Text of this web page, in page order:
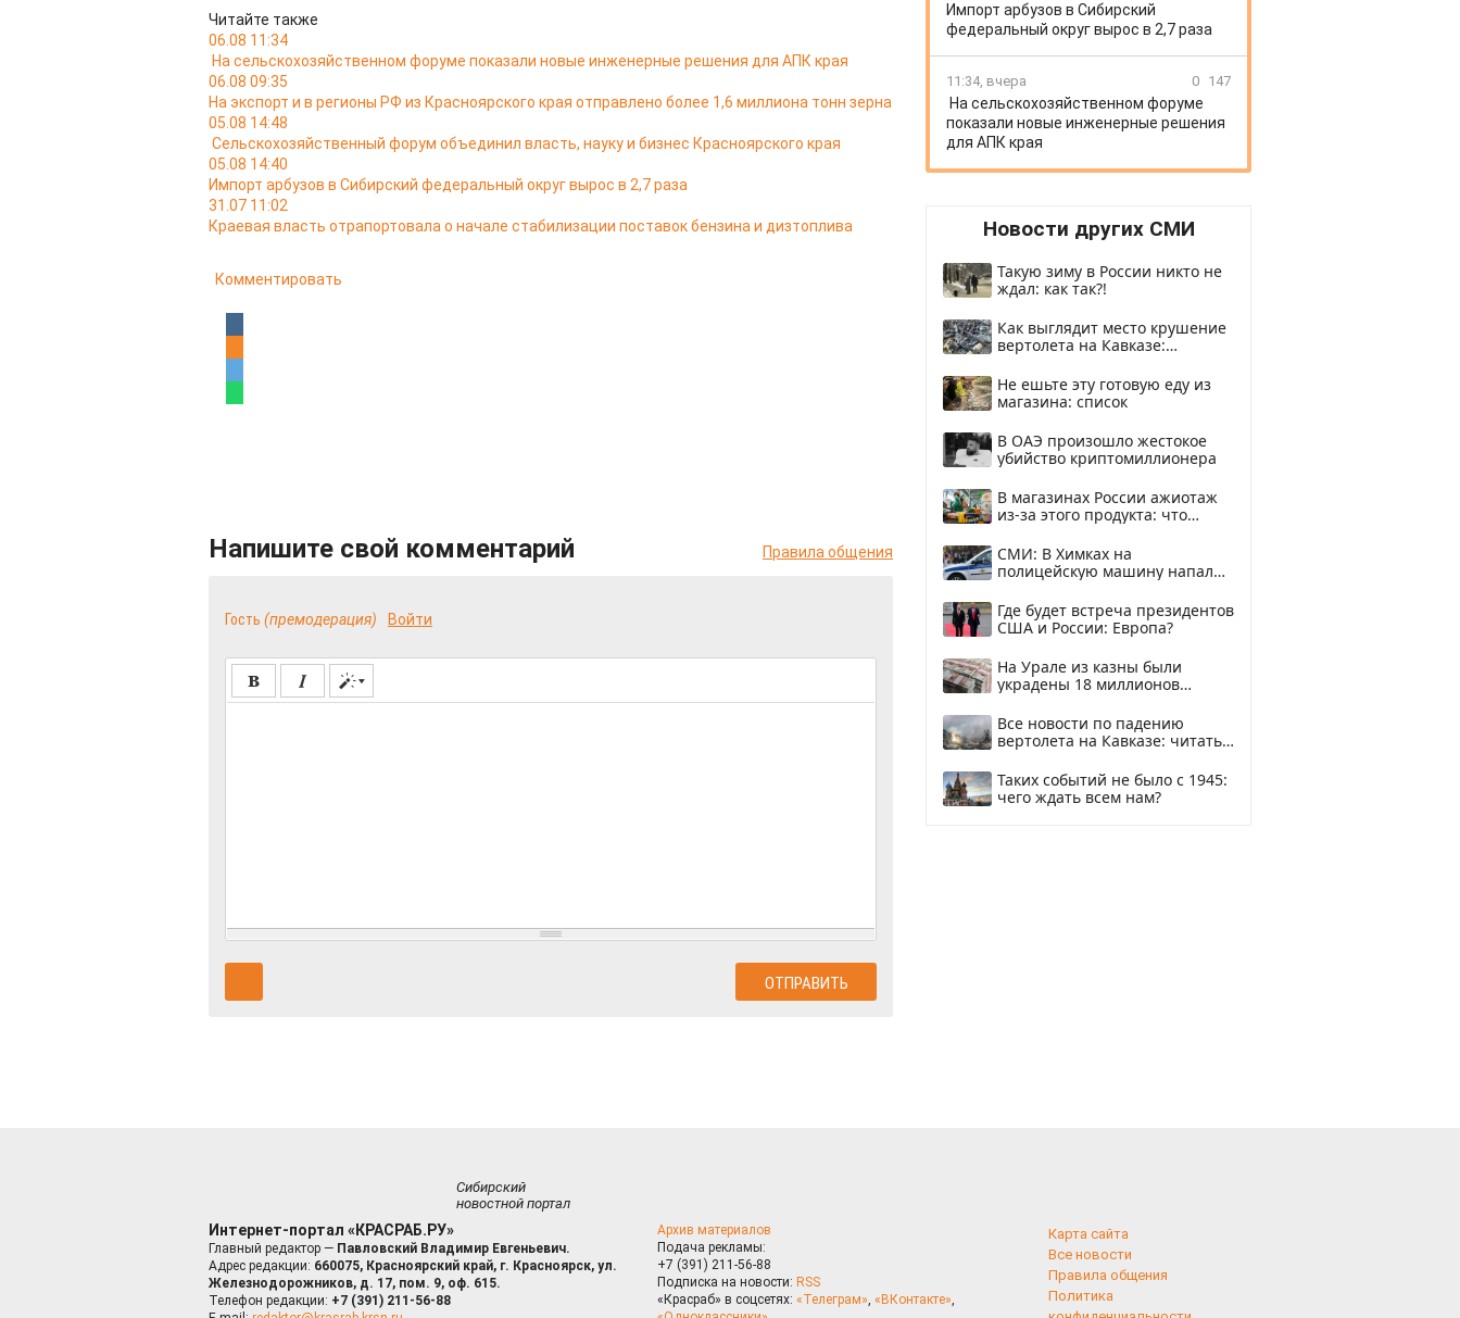
Читайте также
06.08 11:34
На сельскохозяйственном форуме показали новые инженерные решения для АПК края
06.08 09:35
На экспорт и в регионы РФ из Красноярского края отправлено более 1,6 миллиона тонн зерна
05.08 14:48
Сельскохозяйственный форум объединил власть, науку и бизнес Красноярского края
05.08 14:40
Импорт арбузов в Сибирский федеральный округ вырос в 2,7 раза
31.07 11:02
Краевая власть отрапортовала о начале стабилизации поставок бензина и дизтоплива
Комментировать
Напишите свой комментарий Правила общения
Гость (премодерация) Войти
Импорт арбузов в Сибирский
федеральный округ вырос в 2,7 раза
11:34, вчера 0 147
На сельскохозяйственном форуме
показали новые инженерные решения
для АПК края
Новости других СМИ
Такую зиму в России никто не
ждал: как так?!
Как выглядит место крушение
вертолета на Кавказе:
Не ешьте эту готовую еду из
магазина: список
В ОАЭ произошло жестокое
убийство криптомиллионера
В магазинах России ажиотаж
из-за этого продукта: что
СМИ: В Химках на
полицейскую машину напали
Где будет встреча президентов
США и России: Европа?
На Урале из казны были
украдены 18 миллионов
Все новости по падению
вертолета на Кавказе: читать
Таких событий не было с 1945:
чего ждать всем нам?
Сибирский
новостной портал
Интернет-портал «КРАСРАБ.РУ»
Главный редактор — Павловский Владимир Евгеньевич.
Адрес редакции: 660075, Красноярский край, г. Красноярск, ул.
Железнодорожников, д. 17, пом. 9, оф. 615.
Телефон редакции: +7 (391) 211-56-88
Архив материалов
Подача рекламы:
+7 (391) 211-56-88
Подписка на новости: RSS
«Красраб» в соцсетях: «Телеграм», «ВКонтакте»,
Карта сайта
Все новости
Правила общения
Политика